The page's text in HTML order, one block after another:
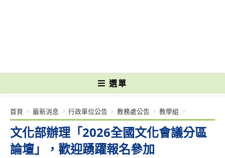
選單
文化部辦理「2026全國文化會議分區
論壇」，歡迎踴躍報名參加
首頁 > 最新消息 > 行政單位公告 > 教務處公告 > 教學組 >